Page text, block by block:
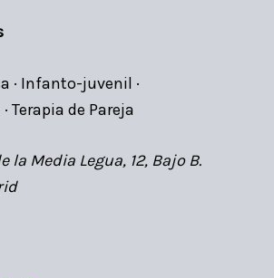
· Infanto-juvenil ·
Terapia de Pareja
la Media Legua, 12, Bajo B.